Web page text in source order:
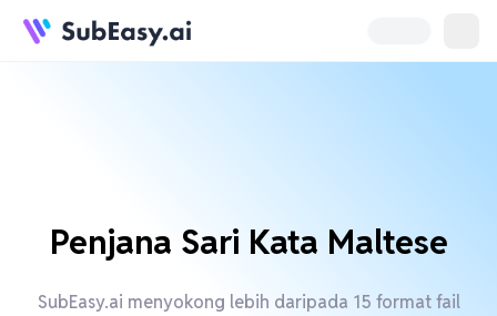
Penjana Sari Kata Maltese
SubEasy.ai menyokong lebih daripada 15 format fail